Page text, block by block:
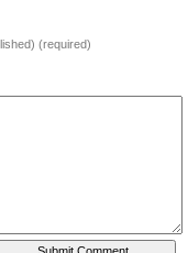
(required)